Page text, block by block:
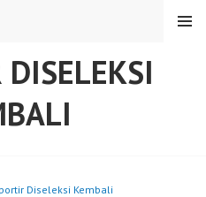
MENU
Diseleksi Kembali